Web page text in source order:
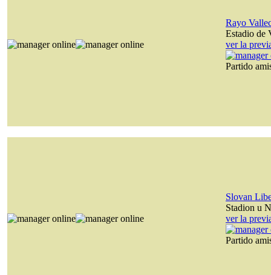
Rayo
Estadio de
ver la
Partido
Slovan
Stadion u
ver la
Partido